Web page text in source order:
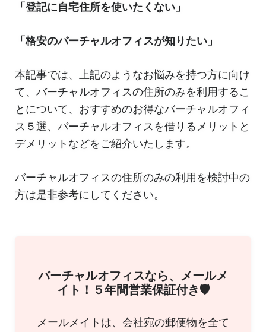
「登記に自宅住所を使いたくない」
「格安のバーチャルオフィスが知りたい」
本記事では、上記のようなお悩みを持つ方に向け
て、バーチャルオフィスの住所のみを利用するこ
とについて、おすすめのお得なバーチャルオフィ
ス５選、バーチャルオフィスを借りるメリットと
デメリットなどをご紹介いたします。
バーチャルオフィスの住所のみの利用を検討中の
方は是非参考にしてください。
バーチャルオフィスなら、メールメ
イト！５年間営業保証付き🛡
メールメイトは、会社宛の郵便物を全て